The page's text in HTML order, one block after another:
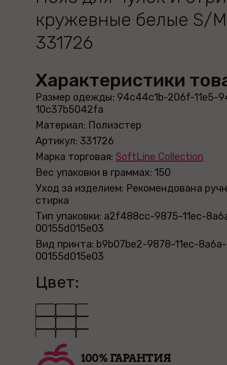
кружевные белые S/M
331726
Характеристики
Размер одежды: 94c44c1b-206f-11e5-
10c37b5042fa
Материал: Полиэстер
Артикул: 331726
Марка торговая: SoftLine Collection
Вес упаковки в граммах: 150
Уход за изделием: Рекомендована
стирка
Тип упаковки: a2f488cc-9875-11ec-
00155d015e03
Вид принта: b9b07be2-9878-11ec-8a6a-
00155d015e03
Цвет:
100% ГАРАНТИЯ